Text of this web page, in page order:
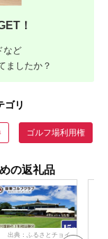
！
など
ましたか？
ゴリ
ゴルフ場利用権
の返礼品
出典：ふるさとチョイ